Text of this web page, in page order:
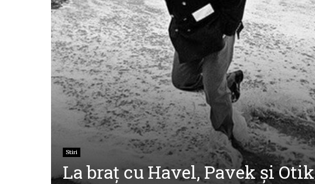
Stiri
La braț cu Havel, Pavek și Otik